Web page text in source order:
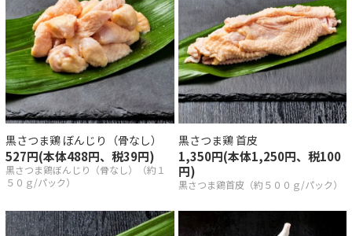
黒さつま鶏 ぼんじり（骨なし）
527円(本体488円、税39円)
黒さつま鶏ぼんじり（骨なし）（約１
５０ｇ/パック）
黒さつま鶏 首皮
1,350円(本体1,250円、税100
円)
黒さつま鶏首皮（約５００ｇ/パック）